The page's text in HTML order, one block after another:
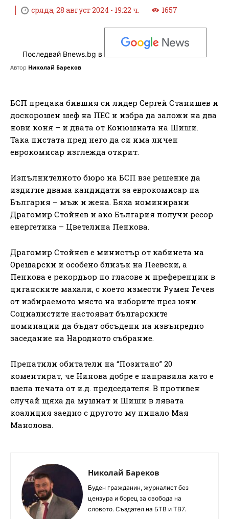
сряда, 28 август 2024 - 19:22 ч. 1657
Последвай Bnews.bg в
Автор Николай Бареков
БСП прецака бившия си лидер Сергей Станишев и
доскорошен шеф на ПЕС и избра да заложи на два
нови коня – и двата от Конюшната на Шиши.
Така пистата пред него да си има личен
еврокомисар изглежда открит.
Изпълнителното бюро на БСП взе решение да
издигне двама кандидати за еврокомисар на
България – мъж и жена. Бяха номинирани
Драгомир Стойнев и ако България получи ресор
енергетика – Цветелина Пенкова.
Драгомир Стойнев е министър от кабинета на
Орешарски и особено близък на Пеевски, а
Пенкова е рекордьор по гласове и преференции в
циганските махали, с което измести Румен Гечев
от избираемото място на изборите през юни.
Социалистите настояват българските
номинации да бъдат обсъдени на извънредно
заседание на Народното събрание.
Препатили обитатели на “Позитано” 20
коментират, че Нинова добре е направила като е
взела печата от и.д. председателя. В противен
случай щяха да мушнат и Шиши в лявата
коалиция заедно с другото му пипало Мая
Манолова.
Николай Бареков
Буден гражданин, журналист без
цензура и борец за свобода на
словото. Създател на БТВ и ТВ7.